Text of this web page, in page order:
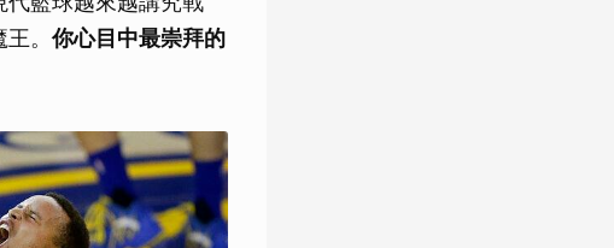
王。你心目中最崇拜的